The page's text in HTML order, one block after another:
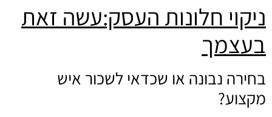
ניקוי חלונות העסק:עשה זאת
בעצמך
בחירה נבונה או שכדאי לשכור איש
מקצוע?